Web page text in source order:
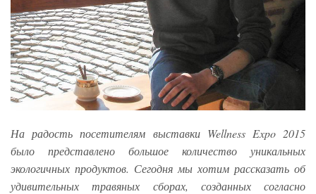
На радость посетителям выставки Wellness Expo 2015
было представлено большое количество уникальных
экологичных продуктов. Сегодня мы хотим рассказать об
удивительных травяных сборах, созданных согласно